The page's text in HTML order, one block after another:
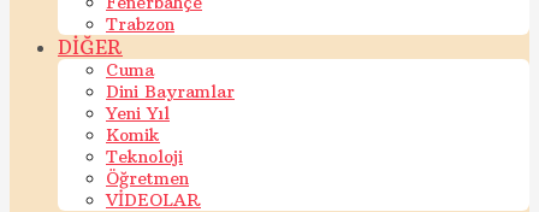
Trabzon
DİĞER
Cuma
Dini Bayramlar
Yeni Yıl
Komik
Teknoloji
Öğretmen
VİDEOLAR